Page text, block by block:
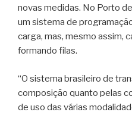
novas medidas. No Porto
um sistema de
carga, mas, mesmo assim,
formando filas.
“O sistema brasileiro de
composição quanto pelas
de uso das várias